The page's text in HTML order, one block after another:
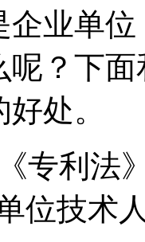
企业单
呢？下面
处。
专利法
位技术